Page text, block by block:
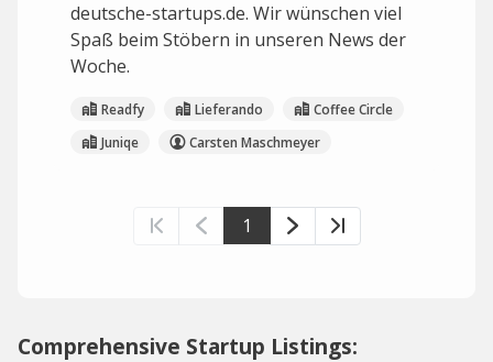
deutsche-startups.de. Wir wünschen viel
Spaß beim Stöbern in unseren News der
Woche.
Readfy Lieferando
Coffee Circle
Juniqe
Carsten Maschmeyer
1
Comprehensive Startup Listings: